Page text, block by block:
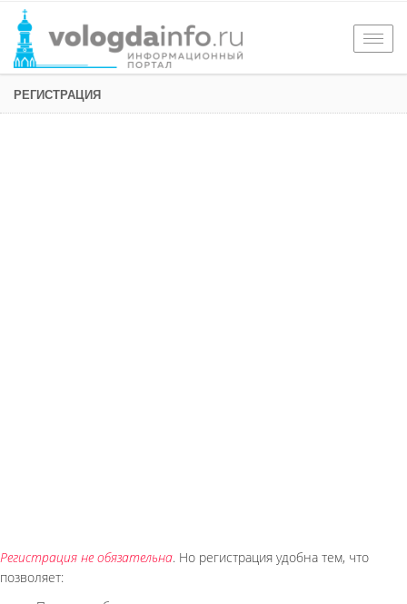
РЕГИСТРАЦИЯ
Регистрация не обязательна. Но регистрация удобна тем, что
позволяет: